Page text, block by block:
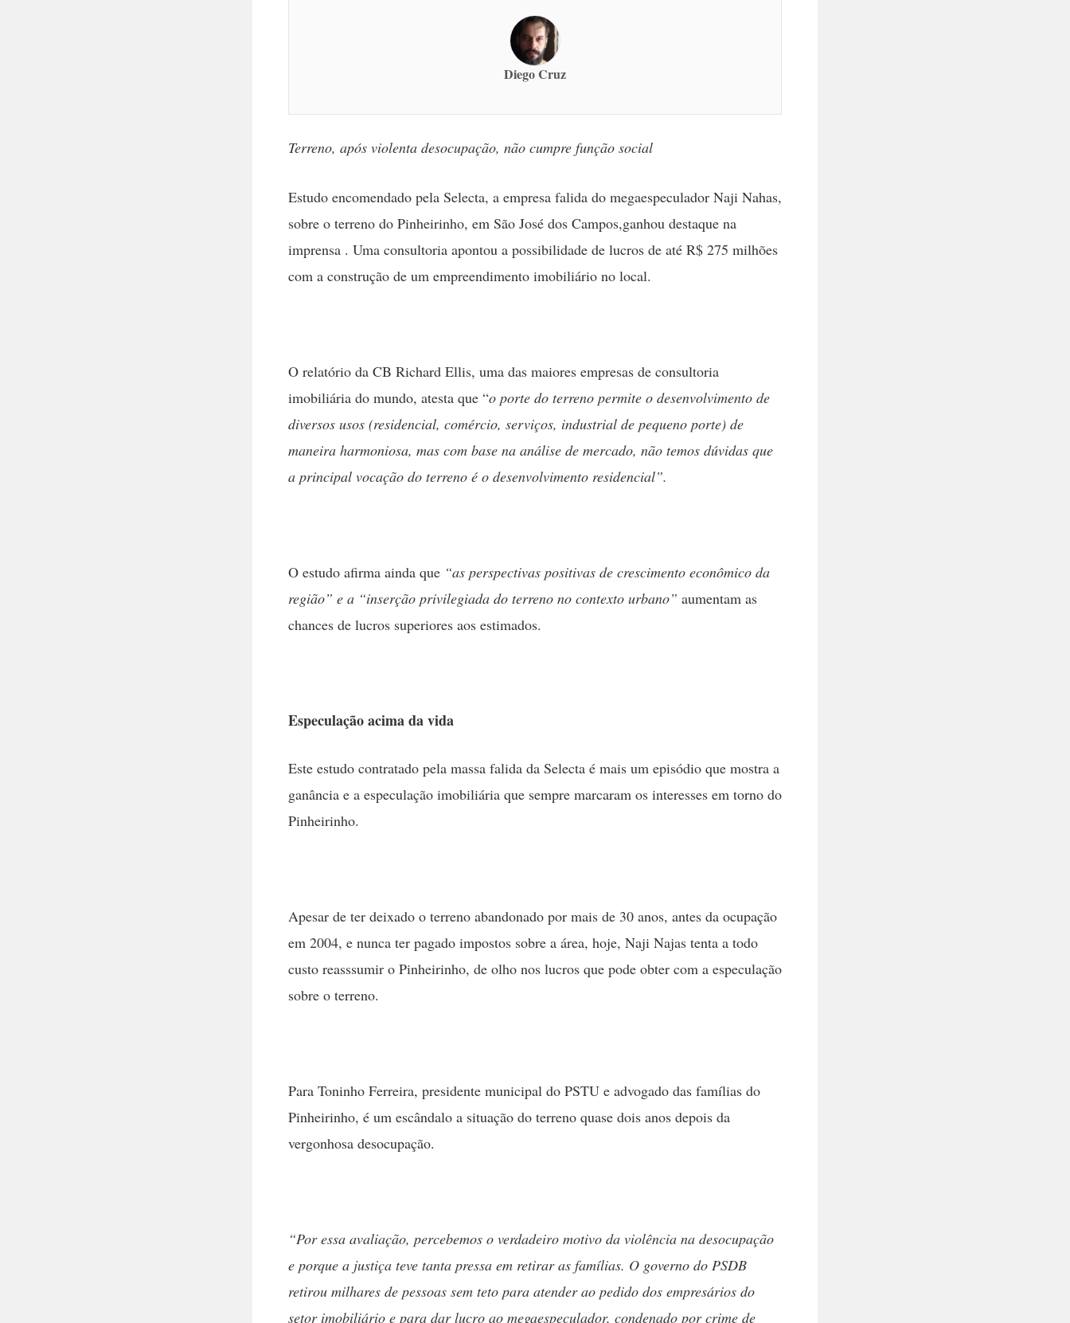
Diego Cruz
Terreno, após violenta desocupação, não cumpre função social
Estudo encomendado pela Selecta, a empresa falida do megaespeculador Naji Nahas,
sobre o terreno do Pinheirinho, em São José dos Campos,ganhou destaque na
imprensa . Uma consultoria apontou a possibilidade de lucros de até R$ 275 milhões
com a construção de um empreendimento imobiliário no local.
O relatório da CB Richard Ellis, uma das maiores empresas de consultoria
imobiliária do mundo, atesta que “o porte do terreno permite o desenvolvimento de
diversos usos (residencial, comércio, serviços, industrial de pequeno porte) de
maneira harmoniosa, mas com base na análise de mercado, não temos dúvidas que
a principal vocação do terreno é o desenvolvimento residencial”.
O estudo afirma ainda que “as perspectivas positivas de crescimento econômico da
região” e a “inserção privilegiada do terreno no contexto urbano” aumentam as
chances de lucros superiores aos estimados.
Especulação acima da vida
Este estudo contratado pela massa falida da Selecta é mais um episódio que mostra a
ganância e a especulação imobiliária que sempre marcaram os interesses em torno do
Pinheirinho.
Apesar de ter deixado o terreno abandonado por mais de 30 anos, antes da ocupação
em 2004, e nunca ter pagado impostos sobre a área, hoje, Naji Najas tenta a todo
custo reasssumir o Pinheirinho, de olho nos lucros que pode obter com a especulação
sobre o terreno.
Para Toninho Ferreira, presidente municipal do PSTU e advogado das famílias do
Pinheirinho, é um escândalo a situação do terreno quase dois anos depois da
vergonhosa desocupação.
“Por essa avaliação, percebemos o verdadeiro motivo da violência na desocupação
e porque a justiça teve tanta pressa em retirar as famílias. O governo do PSDB
retirou milhares de pessoas sem teto para atender ao pedido dos empresários do
setor imobiliário e para dar lucro ao megaespeculador, condenado por crime de